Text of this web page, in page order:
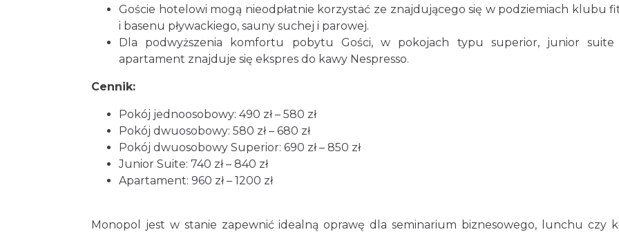
Goście hotelowi mogą nieodpłatnie korzystać ze znajdującego się w podziemiach klubu
i basenu pływackiego, sauny suchej i parowej.
Dla podwyższenia komfortu pobytu Gości, w pokojach typu superior, junior suite
apartament znajduje się ekspres do kawy Nespresso.
Cennik:
Pokój jednoosobowy: 490 zł – 580 zł
Pokój dwuosobowy: 580 zł – 680 zł
Pokój dwuosobowy Superior: 690 zł – 850 zł
Junior Suite: 740 zł – 840 zł
Apartament: 960 zł – 1200 zł
Monopol jest w stanie zapewnić idealną oprawę dla seminarium biznesowego, lunchu czy